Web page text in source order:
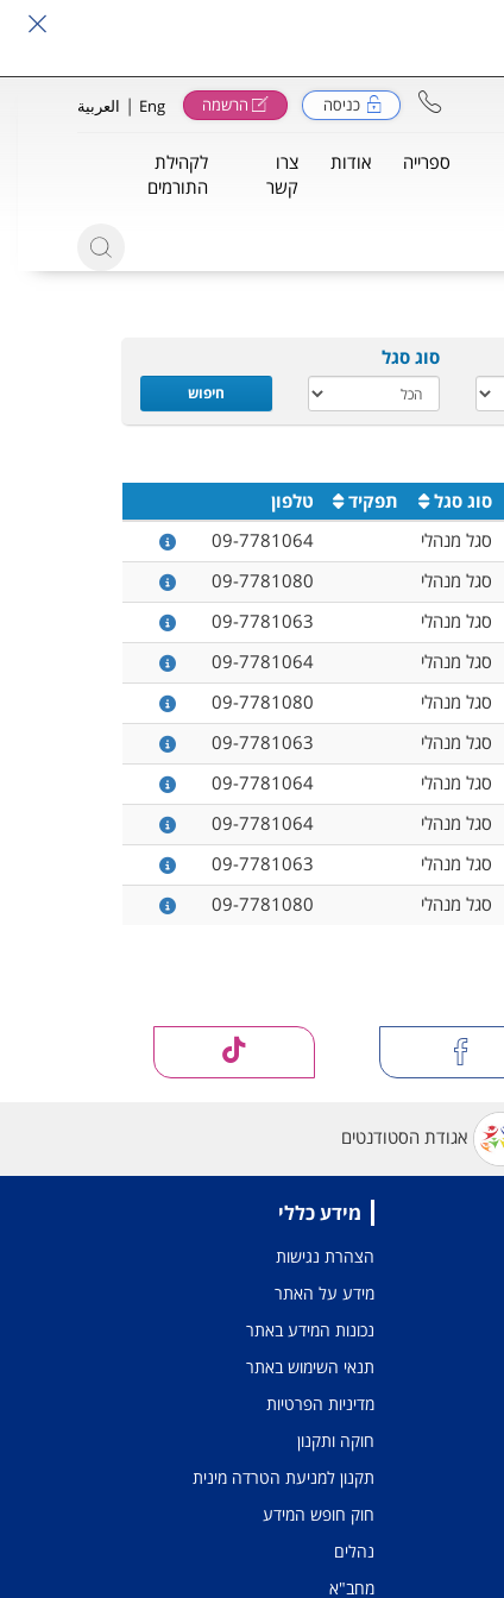
כניסה הרשמה Eng
| العربية
ספרייה אודות
צרו
קשר
לקהילת
התורמים
סוג סגל
חיפוש
סוג סגל תפקיד
טלפון
סגל מנהלי
09-7781064
סגל מנהלי
09-7781080
סגל מנהלי
09-7781063
סגל מנהלי
09-7781064
סגל מנהלי
09-7781080
סגל מנהלי
09-7781063
סגל מנהלי
09-7781064
סגל מנהלי
09-7781064
סגל מנהלי
09-7781063
סגל מנהלי 09-7781080
אגודת הסטודנטים
מידע כללי
הצהרת נגישות
מידע על האתר
נכונות המידע באתר
תנאי השימוש באתר
מדיניות הפרטיות
חוקה ותקנון
תקנון למניעת הטרדה מינית
חוק חופש המידע
נהלים
מחב"א